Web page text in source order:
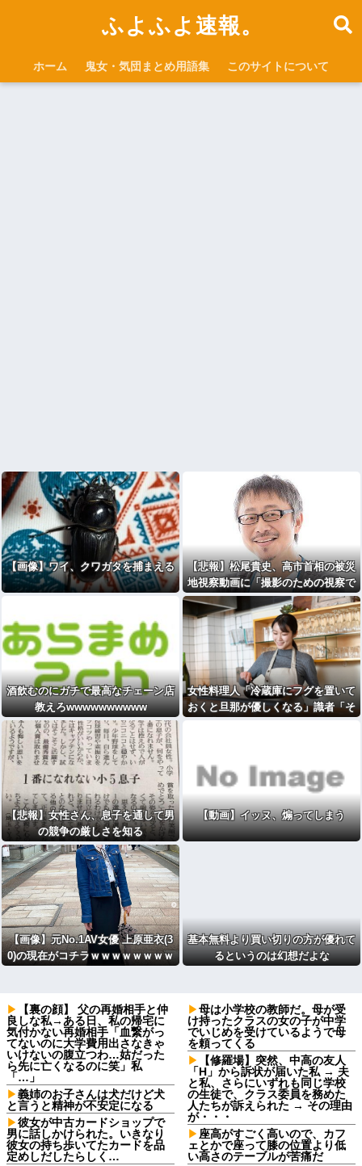
ふよふよ速報。
ホーム 鬼女・気団まとめ用語集 このサイトについて
【画像】ワイ、クワガタを捕まえる
【悲報】松尾貴史、高市首相の被災
地視察動画に「撮影のための視察で
しかない」
酒飲むのにガチで最高なチェーン店
教えろwwwwwwwwww
女性料理人「冷蔵庫にフグを置いて
おくと旦那が優しくなる」識者「そ
【悲報】女性さん、息子を通して男
の競争の厳しさを知る
【動画】イッヌ、煽ってしまう
【画像】元No.1AV女優 上原亜衣(3
0)の現在がコチラｗｗｗｗｗｗｗｗ
基本無料より買い切りの方が優れて
るというのは幻想だよな
【裏の顔】 父の再婚相手と仲
良しな私→ある日、私の帰宅に
気付かない再婚相手「血繋がっ
てないのに大学費用出さなきゃ
いけないの腹立つわ…姑だった
ら先に亡くなるのに笑」私
「…」
義姉のお子さんは犬だけど犬
と言うと精神が不安定になる
彼女が中古カードショップで
男に話しかけられた。いきなり
彼女の持ち歩いてたカードを品
定めしだしたらしく…
母は小学校の教師だ。母が受
け持ったクラスの女の子が中学
でいじめを受けているようで母
を頼ってくる
【修羅場】突然、中高の友人
「H」から訴状が届いた私 → 夫
と私、さらにいずれも同じ学校
の生徒で、クラス委員を務めた
人たちが訴えられた → その理由
が・・・
座高がすごく高いので、カフ
ェとかで座って膝の位置より低
い高さのテーブルが苦痛だ